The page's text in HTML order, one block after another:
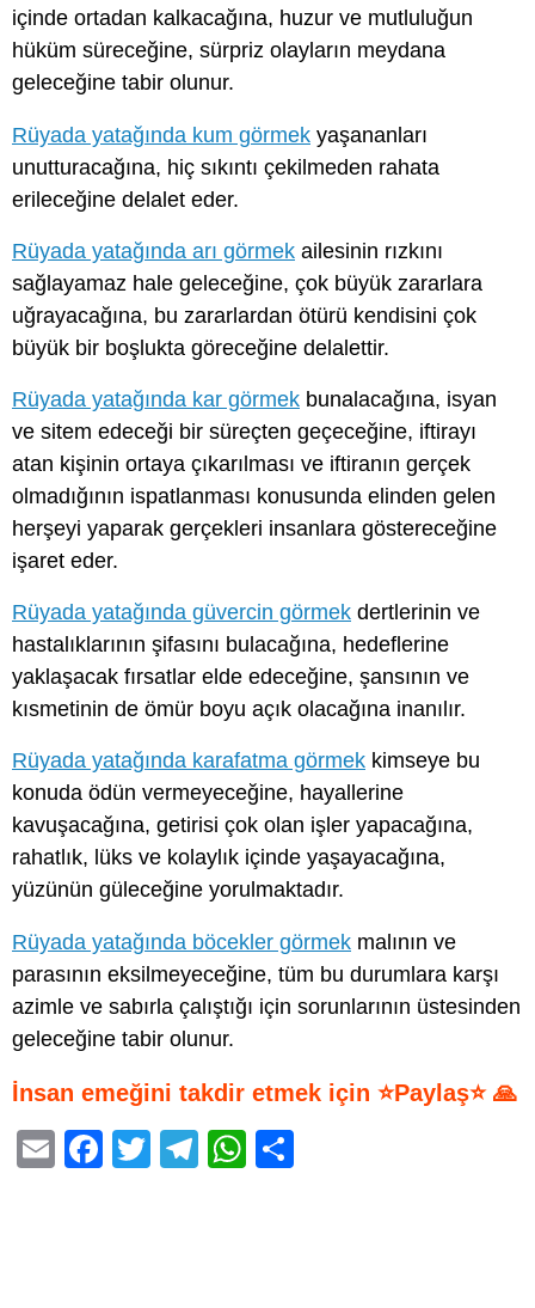
içinde ortadan kalkacağına, huzur ve mutluluğun
hüküm süreceğine, sürpriz olayların meydana
geleceğine tabir olunur.
Rüyada yatağında kum görmek yaşananları
unutturacağına, hiç sıkıntı çekilmeden rahata
erileceğine delalet eder.
Rüyada yatağında arı görmek ailesinin rızkını
sağlayamaz hale geleceğine, çok büyük zararlara
uğrayacağına, bu zararlardan ötürü kendisini çok
büyük bir boşlukta göreceğine delalettir.
Rüyada yatağında kar görmek bunalacağına, isyan
ve sitem edeceği bir süreçten geçeceğine, iftirayı
atan kişinin ortaya çıkarılması ve iftiranın gerçek
olmadığının ispatlanması konusunda elinden gelen
herşeyi yaparak gerçekleri insanlara göstereceğine
işaret eder.
Rüyada yatağında güvercin görmek dertlerinin ve
hastalıklarının şifasını bulacağına, hedeflerine
yaklaşacak fırsatlar elde edeceğine, şansının ve
kısmetinin de ömür boyu açık olacağına inanılır.
Rüyada yatağında karafatma görmek kimseye bu
konuda ödün vermeyeceğine, hayallerine
kavuşacağına, getirisi çok olan işler yapacağına,
rahatlık, lüks ve kolaylık içinde yaşayacağına,
yüzünün güleceğine yorulmaktadır.
Rüyada yatağında böcekler görmek malının ve
parasının eksilmeyeceğine, tüm bu durumlara karşı
azimle ve sabırla çalıştığı için sorunlarının üstesinden
geleceğine tabir olunur.
İnsan emeğini takdir etmek için ⭐Paylaş⭐ 🙏
E
F
T
T
W